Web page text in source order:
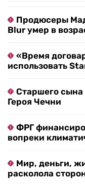
Продюсеры
Blur умер в
«Время
использовать
Старшего сына
Героя Чечни
ФРГ
вопреки
Мир, деньги,
расколола